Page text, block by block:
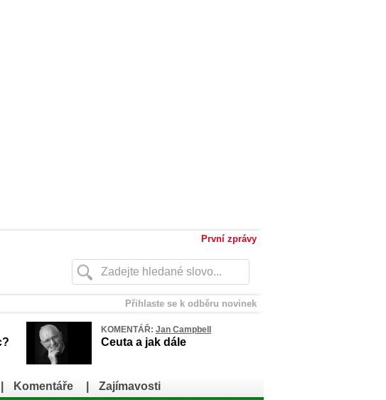
První zprávy
Přihlaste se k odběru novinek
KOMENTÁŘ: Jan Campbell
Ceuta a jak dále
Komentáře Zajímavosti